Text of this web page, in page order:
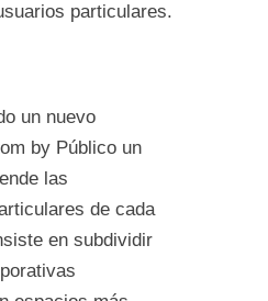
particulares.
un nuevo
by Público un
las
de cada
en subdividir